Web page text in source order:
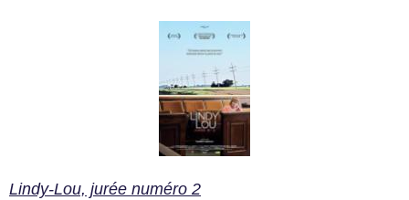
Lindy-Lou, jurée numéro 2